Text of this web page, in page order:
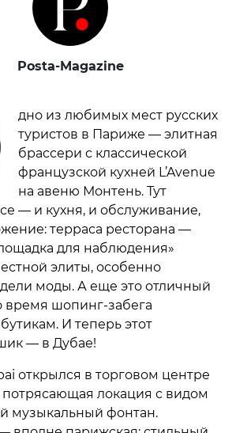
Posta-Magazine
дно из любимых мест русских
туристов в Париже — элитная
брассери с классической
французской кухней L’Avenue
на авеню Монтень. Тут
— и кухня, и обслуживание,
терраса ресторана —
для наблюдения»
элиты, особенно
моды. А еще это отличный
время шопинг-забега
И теперь этот
— в Дубае!
открылся в торговом центре
локация с видом
музыкальный фонтан.